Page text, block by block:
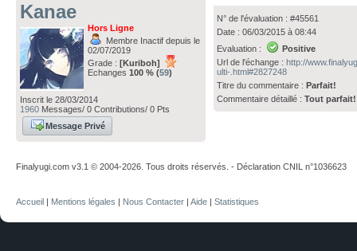
Kanae
Hors Ligne
Membre Inactif depuis le
02/07/2019
Grade : [Kuriboh]
Echanges 100 % (59)
Inscrit le 28/03/2014
1960 Messages/ 0 Contributions/ 0 Pts
Message Privé
N° de l'évaluation : #45561
Date : 06/03/2015 à 08:44
Evaluation :
Positive
Url de l'échange :http://
ulti-.html#2827248
Titre du commentaire :Parfait!
Commentaire détaillé :Tout parfait!
Finalyugi.com v3.1 © 2004-2026. Tous droits réservés. - Déclaration CNIL n°1036623
Accueil | Mentions légales | Nous Contacter | Aide | Statistiques